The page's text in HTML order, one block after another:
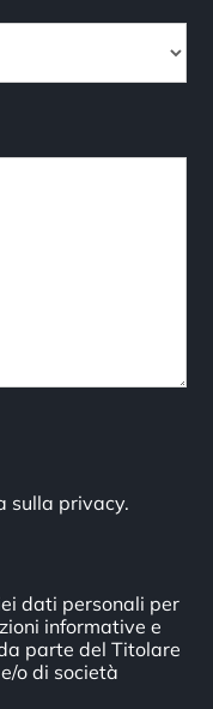
sulla privacy.
dati personali per
informative e
parte del Titolare
o di società